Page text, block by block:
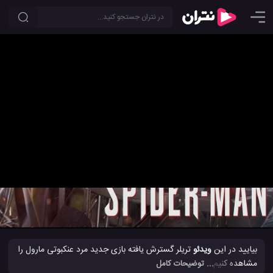
تریلر گسترش یافته بازی جدید مرد عنکبوتی برای PS4
0
بیایید در اینویدئوتریلر گسترش یافته بازی جدید مرد عنکبوتی مارول را
مشاهده کنیم که به عنوان یک بازی مرد عنکبوتی در سبکی آزاد یا فضایی
... توضیحات کامل